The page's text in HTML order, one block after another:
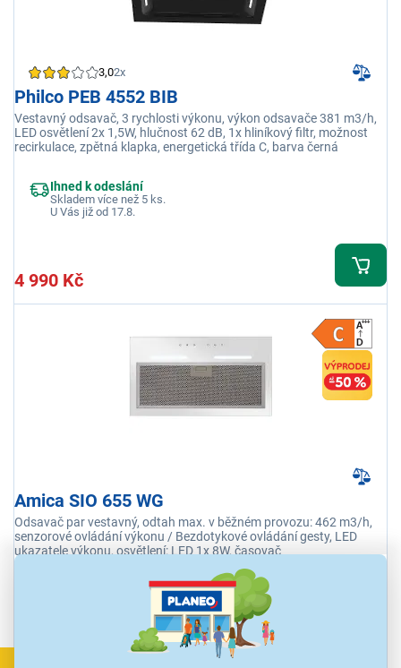
3,02x
Philco PEB 4552 BIB
Vestavný odsavač, 3 rychlosti výkonu, výkon odsavače 381 m3/h,
LED osvětlení 2x 1,5W, hlučnost 62 dB, 1x hliníkový filtr, možnost
recirkulace, zpětná klapka, energetická třída C, barva černá
Ihned k odeslání
Skladem více než 5 ks.
U Vás již od 17.8.
4 990 Kč
Amica SIO 655 WG
Odsavač par vestavný, odtah max. v běžném provozu: 462 m3/h,
senzorové ovládání výkonu / Bezdotykové ovládání gesty, LED
ukazatele výkonu, osvětlení: LED 1x 8W, časovač